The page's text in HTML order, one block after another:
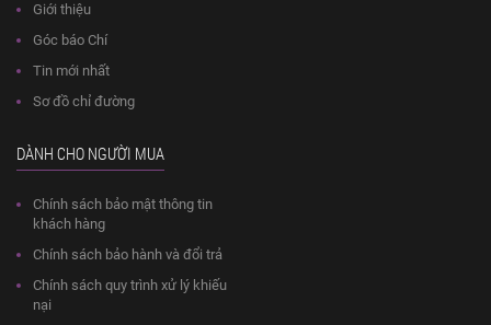
Giới thiệu
Góc báo Chí
Tin mới nhất
Sơ đồ chỉ đường
DÀNH CHO NGƯỜI MUA
Chính sách bảo mật thông tin
khách hàng
Chính sách bảo hành và đổi trả
Chính sách quy trình xử lý khiếu
nại